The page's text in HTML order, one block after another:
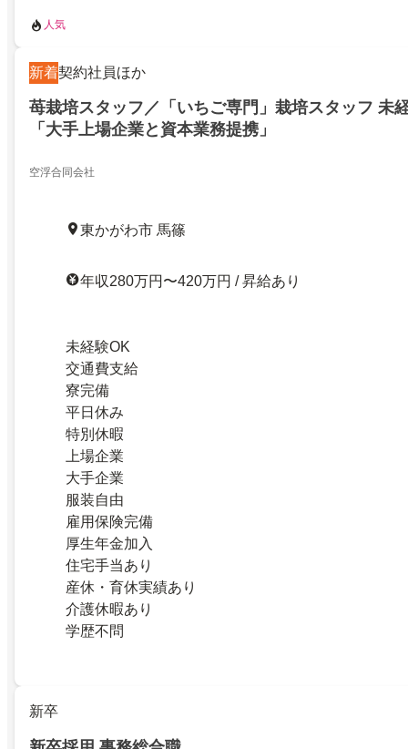
人気
新着契約社員ほか
苺栽培スタッフ／「いちご専門」栽培スタッフ 未
「大手上場企業と資本業務提携」
空浮合同会社
東かがわ市 馬篠
年収280万円〜420万円 / 昇給あり
未経験OK
交通費支給
寮完備
平日休み
特別休暇
上場企業
大手企業
服装自由
雇用保険完備
厚生年金加入
住宅手当あり
産休・育休実績あり
介護休暇あり
学歴不問
新卒